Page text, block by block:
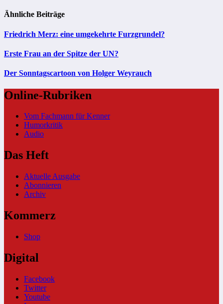
Ähnliche Beiträge
Friedrich Merz: eine umgekehrte Furzgrundel?
Erste Frau an der Spitze der UN?
Der Sonntagscartoon von Holger Weyrauch
Online-Rubriken
Vom Fachmann für Kenner
Humorkritik
Audio
Das Heft
Aktuelle Ausgabe
Abonnieren
Archiv
Kommerz
Shop
Digital
Facebook
Twitter
Youtube